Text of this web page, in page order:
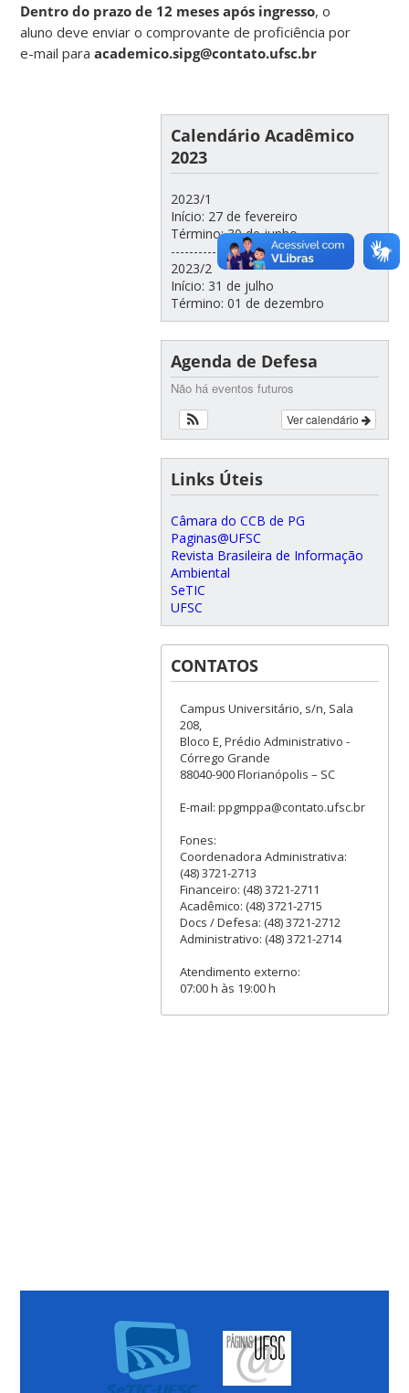
Dentro do prazo de 12 meses após ingresso, o
aluno deve enviar o comprovante de proficiência por
e-mail paraacademico.sipg@contato.ufsc.br
Calendário Acadêmico
2023
2023/1
Início: 27 de fevereiro
Término: 30 de junho
--------------------------------
2023/2
Início: 31 de julho
Término: 01 de dezembro
Agenda de Defesa
Não há eventos futuros
Ver calendário
Links Úteis
Câmara do CCB de PG
Paginas@UFSC
Revista Brasileira de Informação
Ambiental
SeTIC
UFSC
CONTATOS
Campus Universitário, s/n, Sala
208,
Bloco E, Prédio Administrativo -
Córrego Grande
88040-900 Florianópolis – SC
E-mail: ppgmppa@contato.ufsc.br
Fones:
Coordenadora Administrativa:
(48) 3721-2713
Financeiro: (48) 3721-2711
Acadêmico: (48) 3721-2715
Docs / Defesa: (48) 3721-2712
Administrativo: (48) 3721-2714
Atendimento externo:
07:00 h às 19:00 h